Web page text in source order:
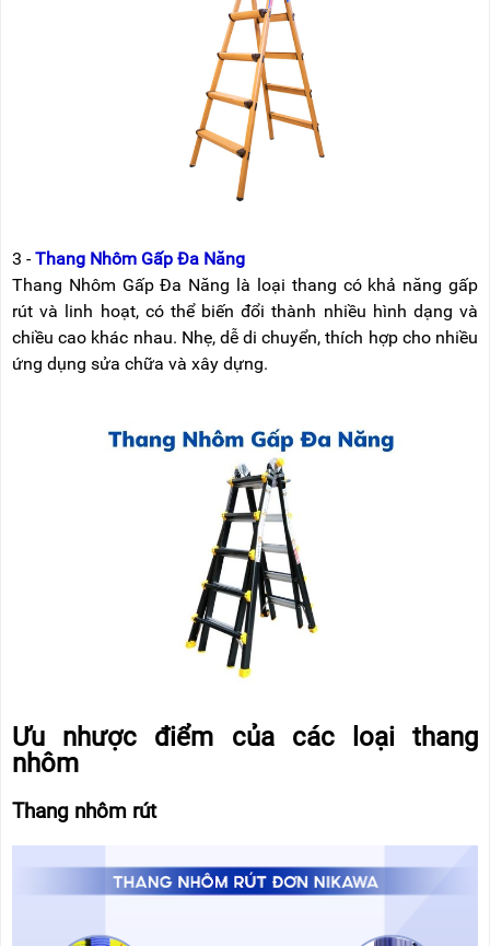
3 -Thang Nhôm Gấp Đa Năng
Thang Nhôm Gấp Đa Năng là loại thang có khả năng gấp
rút và linh hoạt, có thể biến đổi thành nhiều hình dạng và
chiều cao khác nhau. Nhẹ, dễ di chuyển, thích hợp cho nhiều
ứng dụng sửa chữa và xây dựng.
Ưu nhược điểm của các loại thang
nhôm
Thang nhôm rút